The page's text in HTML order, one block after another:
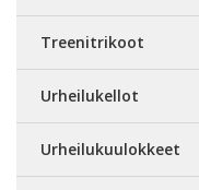
Treenitrikoot
Urheilukellot
Urheilukuulokkeet